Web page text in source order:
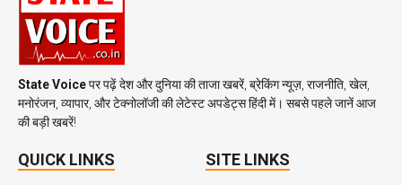
State Voiceपर पढ़ें देश और दुनिया की ताजा खबरें, ब्रेकिंग न्यूज़, राजनीति, खेल,
मनोरंजन, व्यापार, और टेक्नोलॉजी की लेटेस्ट अपडेट्स हिंदी में। सबसे पहले जानें आज
की बड़ी खबरें!
QUICK LINKS SITE LINKS